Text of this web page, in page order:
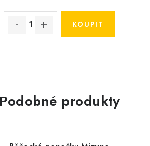
Podobné produkty